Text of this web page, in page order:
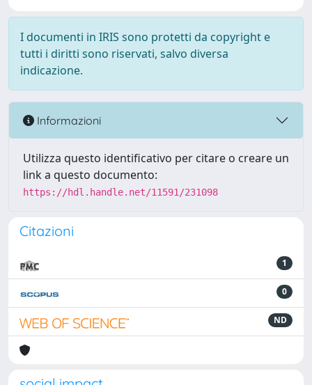
I documenti in IRIS sono protetti da copyright e
tutti i diritti sono riservati, salvo diversa
indicazione.
Informazioni
Utilizza questo identificativo per citare o creare un
link a questo documento:
https://hdl.handle.net/11591/231098
Citazioni
1
0
ND